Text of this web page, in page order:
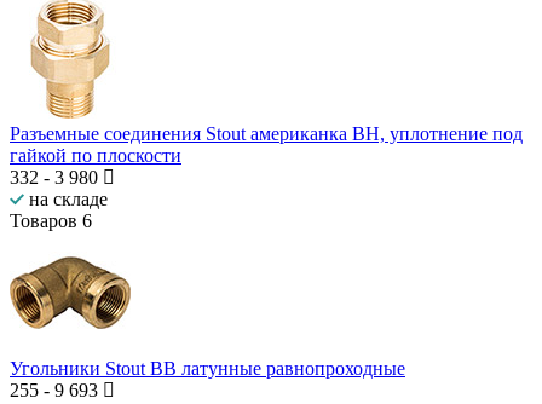
Разъемные соединения Stout американка ВН, уплотнение под
гайкой по плоскости
332 - 3 980
на складе
Товаров 6
Угольники Stout ВВ латунные равнопроходные
255 - 9 693